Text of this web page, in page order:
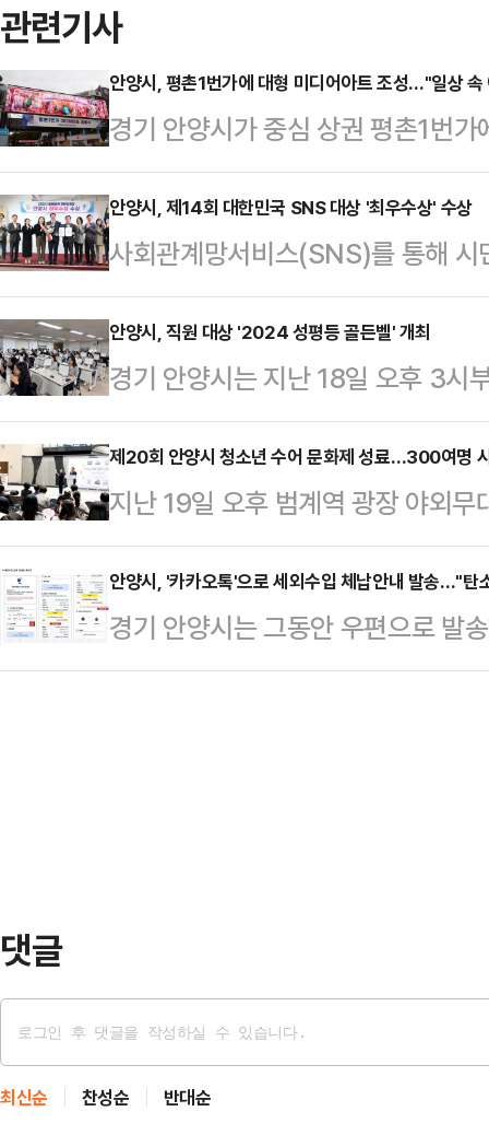
관련기사
안양시, 평촌1번가에 대형 미디어아트 조성…"일상 속
경기 안양시가 중심 상권 평촌1번
일상에서 예술을 체험할 수 있는
구 평촌대로 223번길 36에 있는
터(m)의 발광다이오드(LED) 디스
·동양화·풍경 등 다양한 모습이 담
거리를 지나는 누구나 작품을 즐길
악을 제공해 더욱 신비로운 분위기
경기도의…
안양시, 제14회 대한민국 SNS 대상 '최우수상' 수상
사회관계망서비스(SNS)를 통해
14 회 2024 대한민국 SNS 대상'
상했다.(사)한국소셜콘텐츠진흥협
한국인플루언서산업협회 등이 후
서비스(SNS) 활용 현황을 종합 평
과를 거둔 기업 및 공공기관에 시상
안양시는 블로그·인스타그램·페이
6개 채널을 통해 시민…
안양시, 직원 대상 '2024 성평등 골든벨' 개최
경기 안양시는 지난 18일 오후 3
직원 대상 성인지 역량 강화를 위
했다고 21일 밝혔다.이날 성평등
대표 직원 80여명이 참여했다.본격
울림교육센터 대표는 '성평등한 조
이 조직 내 남성과 여성의 성역할에
들을 인지하는 성인지 감수성을 강
어 '골든벨 퀴즈…
제20회 안양시 청소년 수어 문화제 성료…300여명
지난 19일 오후 범계역 광장 야외
문화제'가 청각·언어장애인 등 300
다.(사)한국농아인협회 경기도협회
이날 행사는 BTS 음악 수어 퍼포먼
화려한 무대로 시작했다.또 수어민
안양시, '카카오톡'으로 세외수입 체납안내 발송…"탄
경기 안양시는 그동안 우편으로 발
카카오 알림톡을 통해 전송하는 '모
댓글
최신순 찬성순 반대순